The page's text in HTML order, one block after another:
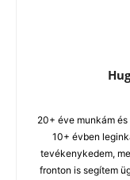
20+ éve munkám
10+ évben
tevékenykedem,
fronton is segítem